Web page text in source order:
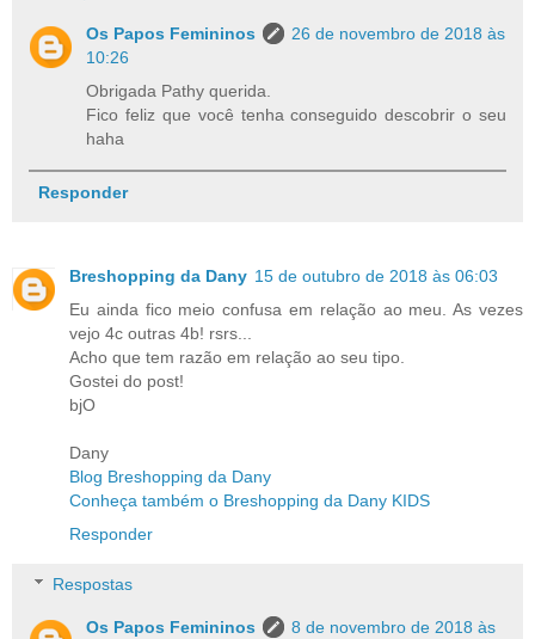
Os Papos Femininos
26 de novembro de 2018 às
10:26
Obrigada Pathy querida.
Fico feliz que você tenha conseguido descobrir o seu
haha
Responder
Breshopping da Dany 15 de outubro de 2018 às 06:03
Eu ainda fico meio confusa em relação ao meu. As vezes
vejo 4c outras 4b! rsrs...
Acho que tem razão em relação ao seu tipo.
Gostei do post!
bjO
Dany
Blog Breshopping da Dany
Conheça também o Breshopping da Dany KIDS
Responder
Respostas
Os Papos Femininos
8 de novembro de 2018 às